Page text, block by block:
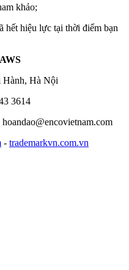
khảo;
hết hiệu lực tại thời điểm bạn
Hà Nội
3614
hoandao@encovietnam.com
- trademarkvn.com.vn